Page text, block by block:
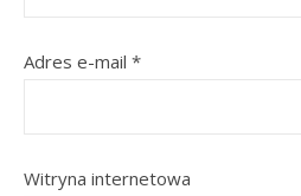
Adres e-mail *
Witryna internetowa